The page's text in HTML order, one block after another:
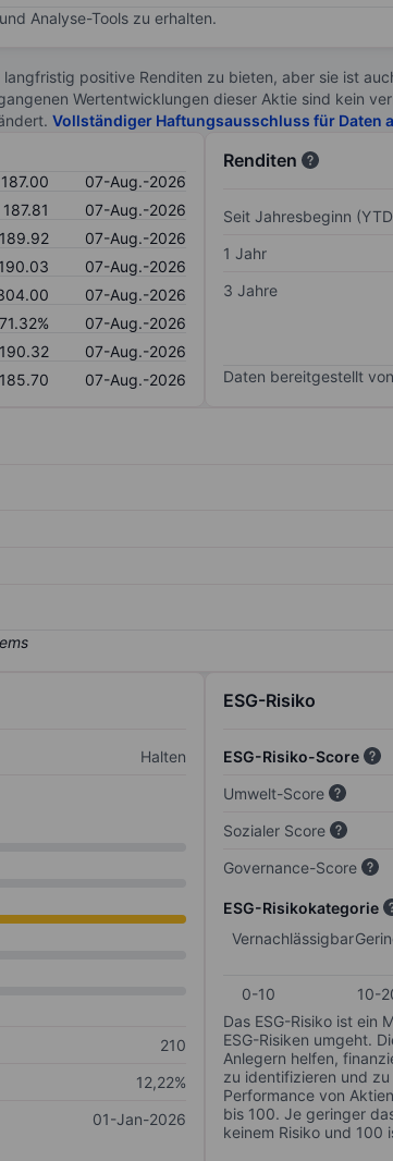
Analyse-Tools zu erhalten.
positive Renditen zu bieten, aber sie ist
Wertentwicklungen dieser Aktie sind kein
Vollständiger Haftungsausschluss für Daten
187.00
07-Aug.-2026
187.81
07-Aug.-2026
189.92
07-Aug.-2026
190.03
07-Aug.-2026
07-Aug.-2026
71.32%
07-Aug.-2026
190.32
07-Aug.-2026
185.70 07-Aug.-2026
Renditen
Seit Jahresbeginn
1 Jahr
3 Jahre
Daten bereitgestellt von
Halten
210
12,22%
01-Jan-2026
ESG-Risiko
ESG-Risiko-Score
Umwelt-Score
Sozialer Score
Governance-Score
ESG-Risikokategorie
Vernachlässigbar
0-10 10-
Das ESG-Risiko ist ein
ESG-Risiken umgeht.
Anlegern helfen,
zu identifizieren und
Performance von
bis 100. Je geringer
keinem Risiko und 100